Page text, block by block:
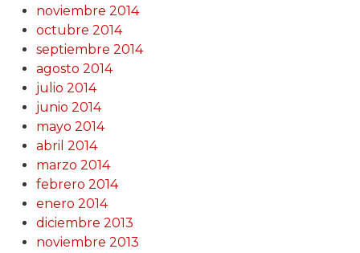
noviembre 2014
octubre 2014
septiembre 2014
agosto 2014
julio 2014
junio 2014
mayo 2014
abril 2014
marzo 2014
febrero 2014
enero 2014
diciembre 2013
noviembre 2013